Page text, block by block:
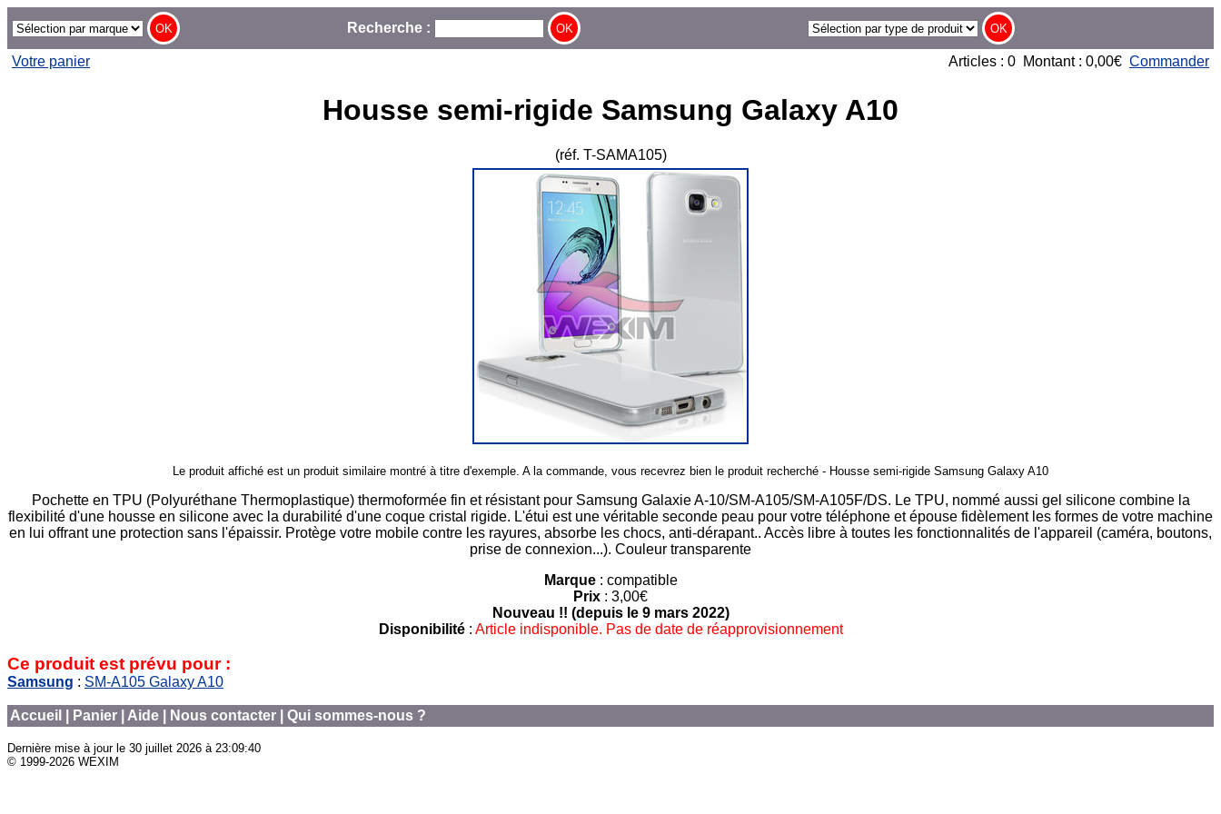
Recherche :
Votre panier Articles : 0 Montant : 0,00€ Commander
Housse semi-rigide Samsung Galaxy A10
(réf. T-SAMA105)
Le produit affiché est un produit similaire montré à titre d'exemple. A la commande, vous recevrez bien le produit recherché - Housse semi-rigide Samsung Galaxy A10
Pochette en TPU (Polyuréthane Thermoplastique) thermoformée fin et résistant pour Samsung Galaxie A-10/SM-A105/SM-A105F/DS. Le TPU, nommé aussi gel silicone combine la
flexibilité d'une housse en silicone avec la durabilité d'une coque cristal rigide. L'étui est une véritable seconde peau pour votre téléphone et épouse fidèlement les formes de votre machine
en lui offrant une protection sans l'épaissir. Protège votre mobile contre les rayures, absorbe les chocs, anti-dérapant.. Accès libre à toutes les fonctionnalités de l'appareil (caméra, boutons,
prise de connexion...). Couleur transparente
Marque: compatible
Prix : 3,00€
Nouveau !! (depuis le 9 mars 2022)
Disponibilité: Article indisponible. Pas de date de réapprovisionnement
Ce produit est prévu pour :
Samsung : SM-A105 Galaxy A10
Accueil Panier Aide Nous contacter Qui sommes-nous ?
Dernière mise à jour le 30 juillet 2026 à 23:09:40
© 1999-2026 WEXIM